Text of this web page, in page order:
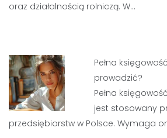
oraz działalnością rolniczą. W…
Pełna
prowadzić?
Pełna
jest stosowany
przedsiębiorstw w Polsce. Wymaga